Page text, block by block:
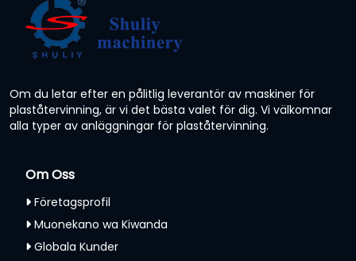
Om du letar efter en pålitlig leverantör av maskiner för
plaståtervinning, är vi det bästa valet för dig. Vi välkomnar
alla typer av anläggningar för plaståtervinning.
Om Oss
Företagsprofil
Muonekano wa Kiwanda
Globala Kunder